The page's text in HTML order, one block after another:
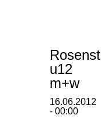
u12
m+w
16.06.2012
- 00:00